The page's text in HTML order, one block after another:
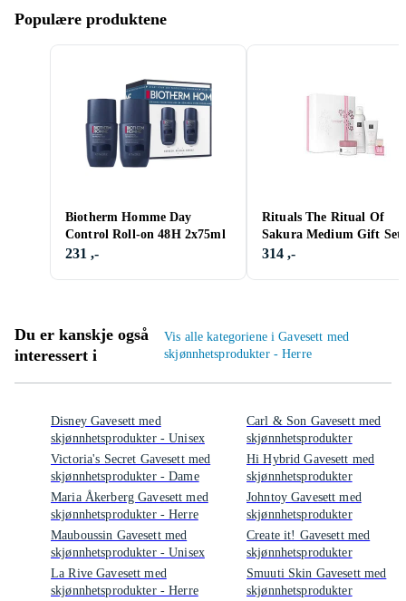
Populære produktene
Biotherm Homme Day
Control Roll-on 48H 2x75ml
231 ,-
Rituals The Ritual Of
Sakura Medium Gift Set
2025
314 ,-
Du er kanskje også
interessert i
Vis alle kategoriene i Gavesett med
skjønnhetsprodukter - Herre
Disney Gavesett med
skjønnhetsprodukter - Unisex
Victoria's Secret Gavesett med
skjønnhetsprodukter - Dame
Maria Åkerberg Gavesett med
skjønnhetsprodukter - Herre
Mauboussin Gavesett med
skjønnhetsprodukter - Unisex
La Rive Gavesett med
skjønnhetsprodukter - Herre
Carl & Son Gavesett med
skjønnhetsprodukter
Hi Hybrid Gavesett med
skjønnhetsprodukter
Johntoy Gavesett med
skjønnhetsprodukter
Create it! Gavesett med
skjønnhetsprodukter
Smuuti Skin Gavesett med
skjønnhetsprodukter